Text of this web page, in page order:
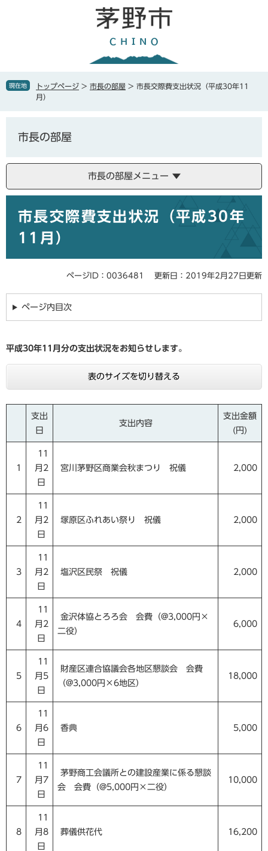
で
ば現在地 トップページ > 市長の部屋 > 市長交際費支出状況（平成30年11
月）
市長の部屋
市長の部屋メニュー
市長交際費支出状況（平成30年
11月）
ページID：0036481 更新日：2019年2月27日更新
ページ内目次
平成30年11月 分の支出状況をお知らせします。
表のサイズを切り替える
支出
日
支出内容
支出金額
(円)
1
11
月2
日
宮川茅野区商業会秋まつり 祝儀 2,000
2
11
月2
日
塚原区ふれあい祭り 祝儀 2,000
3
11
月2
日
塩沢区民祭 祝儀 2,000
4
11
月2
日
金沢体協とろろ会 会費（@3,000円×
二役）
6,000
5
11
月5
日
財産区連合協議会各地区懇談会 会費
（@3,000円×6地区）
18,000
6
11
月6
日
香典 5,000
7
11
月7
日
茅野商工会議所との建設産業に係る懇談
会 会費（@5,000円×二役）
10,000
8
11
月8
日
葬儀供花代 16,200